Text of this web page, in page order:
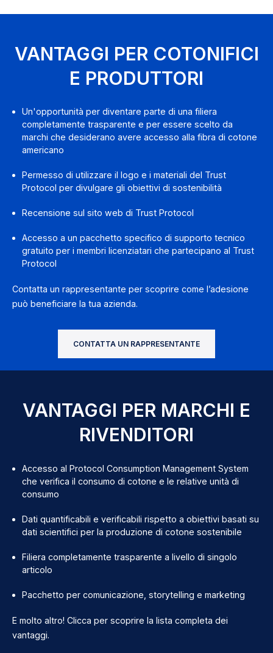
VANTAGGI PER COTONIFICI
E PRODUTTORI
Un'opportunità per diventare parte di una filiera
completamente trasparente e per essere scelto da
marchi che desiderano avere accesso alla fibra di cotone
americano
Permesso di utilizzare il logo e i materiali del Trust
Protocol per divulgare gli obiettivi di sostenibilità
Recensione sul sito web di Trust Protocol
Accesso a un pacchetto specifico di supporto tecnico
gratuito per i membri licenziatari che partecipano al Trust
Protocol
Contatta un rappresentante per scoprire come l’adesione
può beneficiare la tua azienda.
CONTATTA UN RAPPRESENTANTE
VANTAGGI PER MARCHI E
RIVENDITORI
Accesso al Protocol Consumption Management System
che verifica il consumo di cotone e le relative unità di
consumo
Dati quantificabili e verificabili rispetto a obiettivi basati su
dati scientifici per la produzione di cotone sostenibile
Filiera completamente trasparente a livello di singolo
articolo
Pacchetto per comunicazione, storytelling e marketing
E molto altro! Clicca per scoprire la lista completa dei
vantaggi.